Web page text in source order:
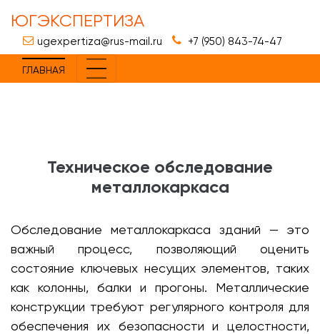
ЮГЭКСПЕРТИЗА
ugexpertiza@rus-mail.ru +7 (950) 843-74-47
ГЛАВНАЯ
Техническое обследование
металлокаркаса
Обследование металлокаркаса зданий — это
важный процесс, позволяющий оценить
состояние ключевых несущих элементов, таких
как колонны, балки и прогоны. Металлические
конструкции требуют регулярного контроля для
обеспечения их безопасности и целостности,